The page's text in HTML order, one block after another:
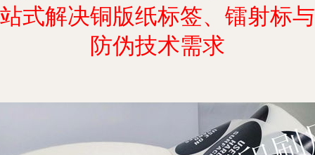
站式解决铜版纸标签、镭射标与
防伪技术需求